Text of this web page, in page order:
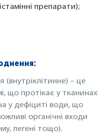
препарати);
(внутріклітинне) – це
що протікає у тканинах
у дефіциті води, що
органічні входи
легені тощо).